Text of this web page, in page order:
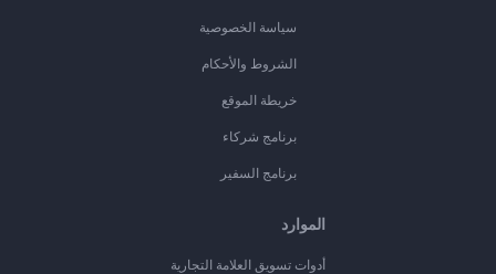
سياسة الخصوصية
الشروط والأحكام
خريطة الموقع
برنامج شركاء
برنامج السفير
الموارد
أدوات تسويق العلامة التجارية